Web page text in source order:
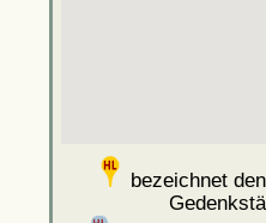
bezeichnet